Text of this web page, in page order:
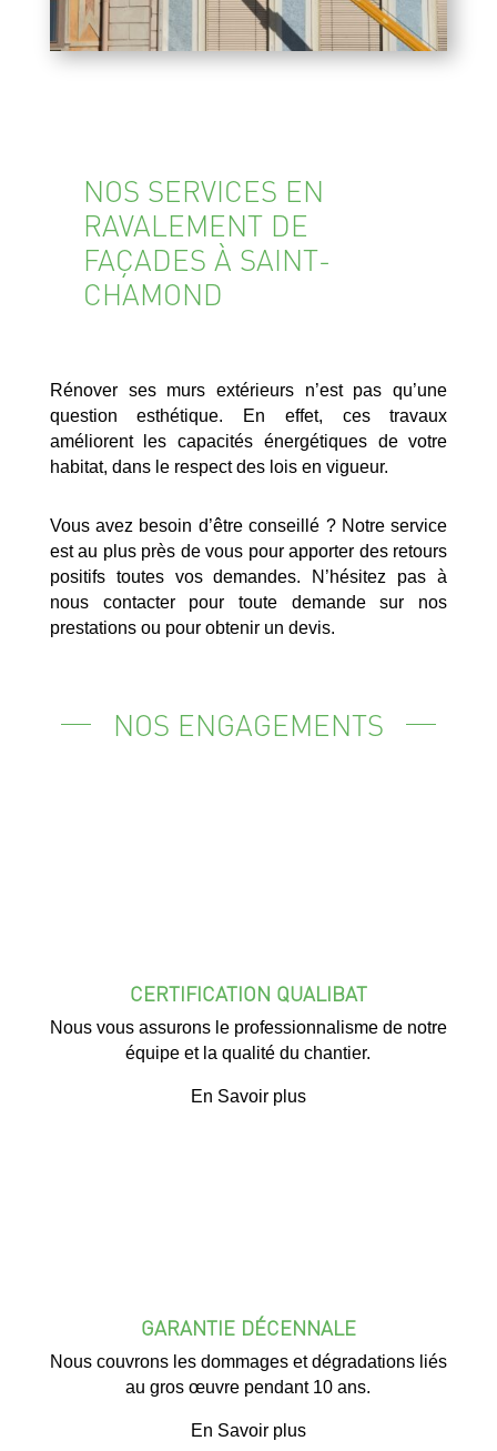
NOS SERVICES EN
RAVALEMENT DE
FAÇADES À SAINT-
CHAMOND
Rénover ses murs extérieurs n’est pas qu’une
question esthétique. En effet, ces travaux
améliorent les capacités énergétiques de votre
habitat, dans le respect des lois en vigueur.
Vous avez besoin d’être conseillé ? Notre service
est au plus près de vous pour apporter des retours
positifs toutes vos demandes. N’hésitez pas à
nous contacter pour toute demande sur nos
prestations ou pour obtenir un devis.
NOS ENGAGEMENTS
CERTIFICATION QUALIBAT
Nous vous assurons le professionnalisme de notre
équipe et la qualité du chantier.
En Savoir plus
GARANTIE DÉCENNALE
Nous couvrons les dommages et dégradations liés
au gros œuvre pendant 10 ans.
En Savoir plus